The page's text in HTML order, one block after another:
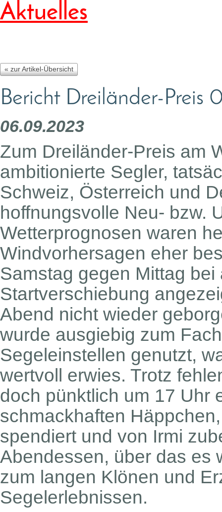
Aktuelles
« zur Artikel-Übersicht
Bericht Dreiländer-Preis
06.09.2023
Zum Dreiländer-Preis am
ambitionierte Segler,
Schweiz, Österreich und
hoffnungsvolle Neu- bzw.
Wetterprognosen waren
Windvorhersagen eher
Samstag gegen Mittag
Startverschiebung
Abend nicht wieder
wurde ausgiebig zum
Segeleinstellen genutzt,
wertvoll erwies. Trotz
doch pünktlich um 17 Uhr
schmackhaften
spendiert und von Irmi
Abendessen, über das es
zum langen Klönen und
Segelerlebnissen.